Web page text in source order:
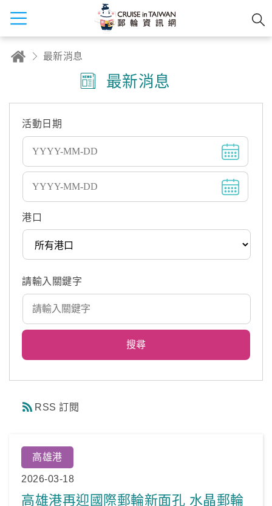
最新消息
最新消息
活動日期
港口
請輸入關鍵字
RSS 訂閱
高雄港
2026-03-18
高雄港再迎國際郵輪新面孔 水晶郵輪